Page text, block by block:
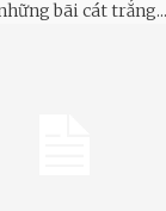
bãi cát trắng...